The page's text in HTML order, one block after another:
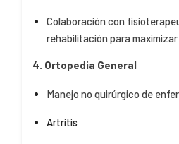
Colaboración con
rehabilitación para
4. Ortopedia General
Manejo no quirúrgico de
Artritis